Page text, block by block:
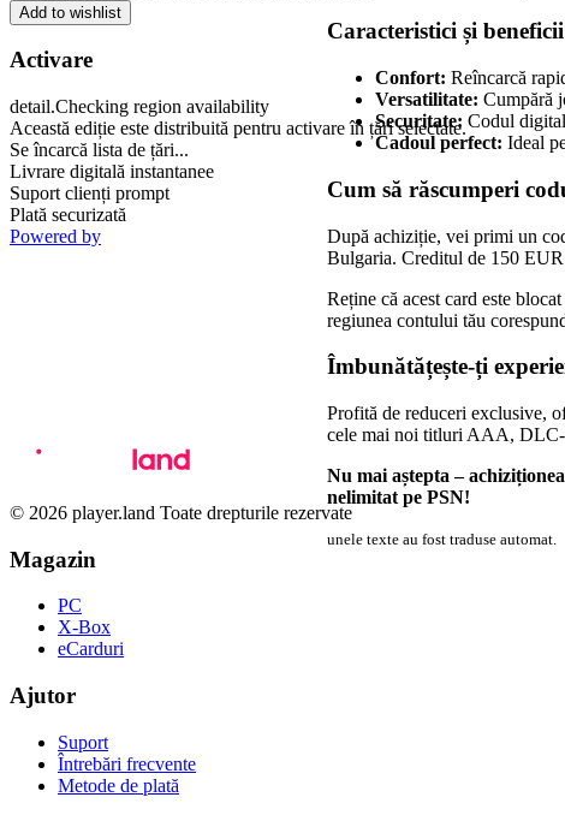
Caracteristici și
Confort: Reîncarcă
Versatilitate: Cumpără
Securitate: Codul
Cadoul perfect: Ideal
Cum să răscumperi
După achiziție, vei primi un
Bulgaria. Creditul de 150
Reține că acest card este
regiunea contului tău
Îmbunătățește-ți
Profită de reduceri exclusive,
cele mai noi titluri AAA, DLC-
Nu mai aștepta –
nelimitat pe PSN!
unele texte au fost traduse automat.
Add to wishlist
Activare
detail.Checking region availability
Această ediție este distribuită pentru activare în țări selectate.
Se încarcă lista de țări...
Livrare digitală instantanee
Suport clienți prompt
Plată securizată
Powered by
© 2026 player.land Toate drepturile rezervate
Magazin
PC
X-Box
eCarduri
Ajutor
Suport
Întrebări frecvente
Metode de plată